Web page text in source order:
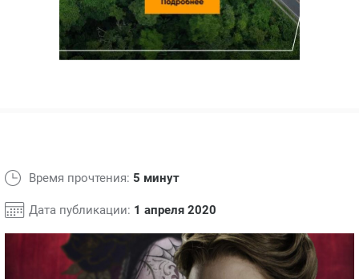
МЕЛОДРАМЫ
ФРАНЦИЯ
СВЕТСКИЕ НОВОСТИ
Время прочтения: 5 минут
Дата публикации: 1 апреля 2020